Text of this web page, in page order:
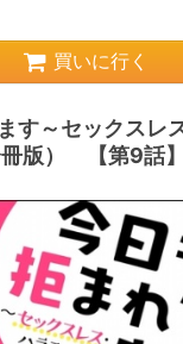
買いに行く
す～セックスレ
冊版） 【第9話】